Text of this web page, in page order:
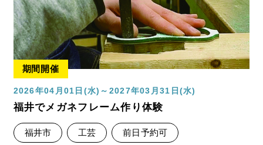
期間開催
2026年04月01日(水)～2027年03月31日(水)
福井でメガネフレーム作り体験
福井市 工芸 前日予約可